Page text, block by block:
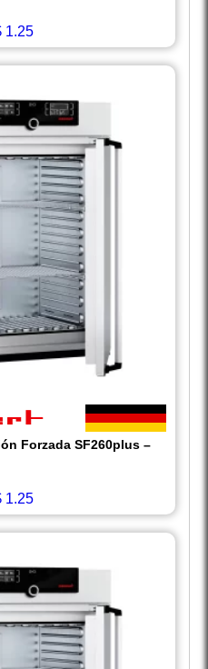
1.25
Forzada SF260plus –
1.25